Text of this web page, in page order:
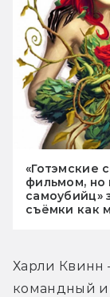
«Готэмские
фильмом, но
самоубийц»
съёмки как
Харли Квинн
командный